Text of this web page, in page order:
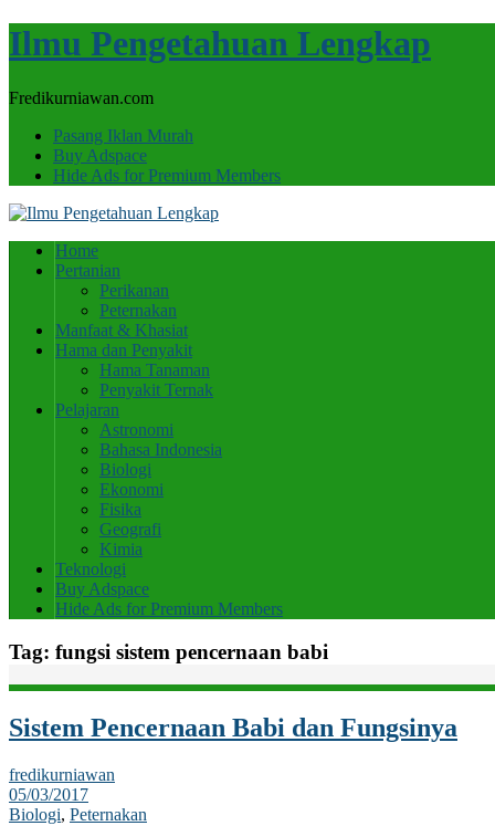
Ilmu Pengetahuan Lengkap
Fredikurniawan.com
Pasang Iklan Murah
Buy Adspace
Hide Ads for Premium Members
Home
Pertanian
Perikanan
Peternakan
Manfaat & Khasiat
Hama dan Penyakit
Hama Tanaman
Penyakit Ternak
Pelajaran
Astronomi
Bahasa Indonesia
Biologi
Ekonomi
Fisika
Geografi
Kimia
Teknologi
Buy Adspace
Hide Ads for Premium Members
Tag: fungsi sistem pencernaan babi
Sistem Pencernaan Babi dan Fungsinya
fredikurniawan
05/03/2017
Biologi, Peternakan